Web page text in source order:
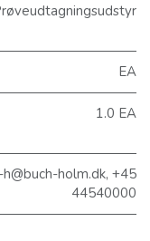
EA
1.0 EA
holm.dk, +45
44540000